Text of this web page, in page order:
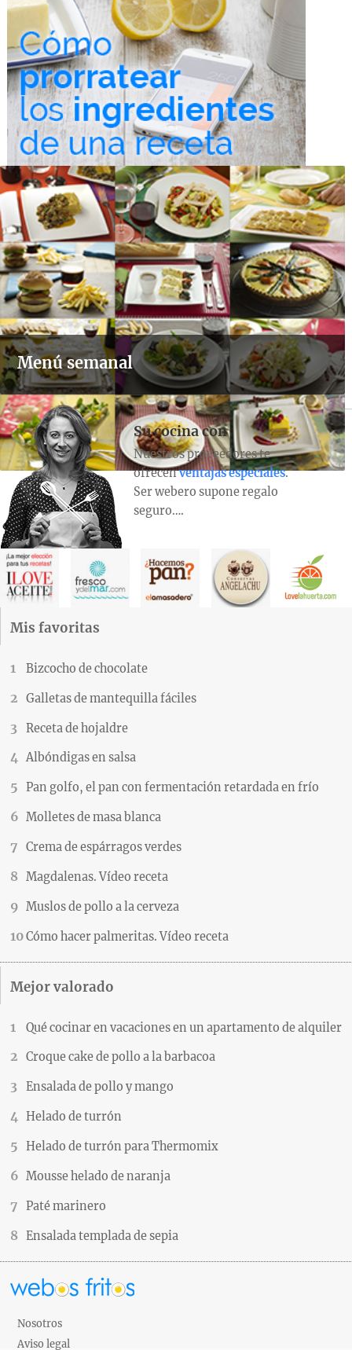
Menú semanal
Su cocina con
Nuestros proveedores te
ofrecenventajas especiales.
Ser webero supone regalo
seguro….
Mis favoritas
Bizcocho de chocolate
Galletas de mantequilla fáciles
Receta de hojaldre
Albóndigas en salsa
Pan golfo, el pan con fermentación retardada en frío
Molletes de masa blanca
Crema de espárragos verdes
Magdalenas. Vídeo receta
Muslos de pollo a la cerveza
Cómo hacer palmeritas. Vídeo receta
Mejor valorado
Qué cocinar en vacaciones en un apartamento de alquiler
Croque cake de pollo a la barbacoa
Ensalada de pollo y mango
Helado de turrón
Helado de turrón para Thermomix
Mousse helado de naranja
Paté marinero
Ensalada templada de sepia
Nosotros
Aviso legal